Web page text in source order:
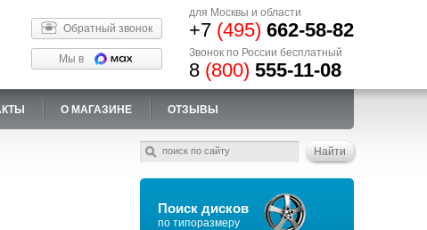
Обратный звонок
Мы в
для Москвы и области
+7 (495) 662-58-82
Звонок по России бесплатный
8 (800) 555-11-08
О МАГАЗИНЕ ОТЗЫВЫ
Поиск дисков
по типоразмеру